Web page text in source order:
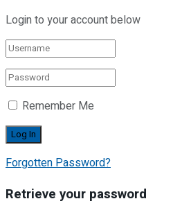
Login to your account below
Remember Me
Forgotten Password?
Retrieve your password